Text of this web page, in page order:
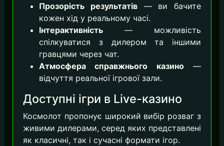
Прозорість результатів— ви бачите
кожен хід у реальному часі.
Інтерактивність — можливість
спілкуватися з дилером та іншими
гравцями через чат.
Атмосфера справжнього казино—
відчуття реальної ігрової зали.
Доступні ігри в Live-казино
Космолот пропонує широкий вибір розваг з
живими дилерами, серед яких представлені
як класичні, так і сучасні формати ігор.